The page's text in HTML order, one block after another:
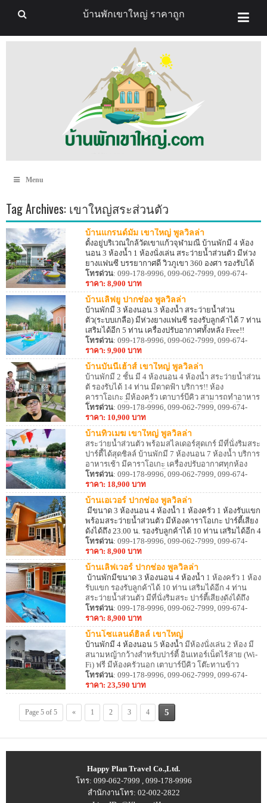
Menu
Tag Archives: เขาใหญ่สระส่วนตัว
บ้านแกรนด์มัม เขาใหญ่ พูลวิลล่า
ตั้งอยู่บริเวณใกล้วัดเขาแก้วจุฬามณี บ้านพักมี 4 ห้อง
นอน 3 ห้องน้ำ 1 ห้องนั่งเล่น สระว่ายน้ำส่วนตัว มีห่วง
ยางแฟนซี บรรยากาศดี วิวภูเขา 360 องศา รองรับได้
10 ท่าน เสริมได้อีก 5 ท่านมีบริการ!! เครื่องเสียงเชื่อม
ต่อสาย Aux และ Bluetooth มีอุปกรณ์ครัว เตาปิ้งย่าง
ครบ สิ่งอำนวยความสะดวกมากมาย
โทรด่วน: 099-178-9996, 099-062-7999, 099-674-
8887
ราคา: 8,900 บาท
บ้านเลิฟยู ปากช่อง พูลวิลล่า
บ้านพักมี 3 ห้องนอน 3 ห้องน้ำ สระว่ายน้ำส่วน
ตัว(ระบบเกลือ) มีห่วงยางแฟนซี รองรับลูกค้าได้ 7 ท่าน
เสริมได้อีก 5 ท่าน เครื่องปรับอากาศทั้งหลัง Free!!
คาราโอเกะ และอินเทอร์เน็ตไร้สาย (Wi-Fi) สามารถ
ประกอบอาหารได้ อุปกรณ์ครัว เตาปิ้งย่างบริการครบ
โทรด่วน: 099-178-9996, 099-062-7999, 099-674-
8887
ราคา: 9,900 บาท
บ้านบันนี่เฮ้าส์ เขาใหญ่ พูลวิลล่า
บ้านพักมี 2 ชั้น มี 4 ห้องนอน 4 ห้องน้ำ สระว่ายน้ำส่วน
ตั รองรับได้ 14 ท่าน มีดาดฟ้า บริการ!! ห้อง
คาราโอเกะ มีห้องครัว เตาบาร์บีคิว สามารถทำอาหาร
ปิ้งย่างได้ มีพื้นที่ให้ปิ้งย่างใกล้สระว่ายน้ำ และ พื้นที่
สำหรับจอดรถ ห่างเขาใหญ่พาโนรามาฟาร์ม
ประมาณ 5.7 กม.
โทรด่วน: 099-178-9996, 099-062-7999, 099-674-
8887
ราคา: 10,900 บาท
บ้านทิวเมฆ เขาใหญ่ พูลวิลล่า
สระว่ายน้ำส่วนตัว พร้อมสไลเดอร์สุดเกร์ มีที่นั่งริมสระ
ปาร์ตี้ได้สุดชิลล์ บ้านพักมี 7 ห้องนอน 7 ห้องน้ำ บริการ
อาหารเช้า มีคาราโอเกะ เครื่องปรับอากาศทุกห้อง
นอน Wi-Fi ฟรี สามารถปิ้งย่างอาหารได้ เตาบาร์บีคิว
โทรด่วน: 099-178-9996, 099-062-7999, 099-674-
8887
ราคา: 18,900 บาท
บ้านเอเวอร์ ปากช่อง พูลวิลล่า
มีขนาด 3 ห้องนอน 4 ห้องน้ำ 1 ห้องครัว 1 ห้องรับแขก
พร้อมสระว่ายน้ำส่วนตัว มีห้องคาราโอเกะ ปาร์ตี้เสียง
ดังได้ถึง 23.00 น. รองรับลูกค้าได้ 10 ท่าน เสริมได้อีก 4
ท่าน สิ่งอำนวยความสะดวกครบครัน มีห้อง
ครัว อุปกรณ์ครัว เตาปิ้งย่าง สามารถทำอาหารได้
โทรด่วน: 099-178-9996, 099-062-7999, 099-674-
8887
ราคา: 8,900 บาท
บ้านเลิฟเวอร์ ปากช่อง พูลวิลล่า
บ้านพักมีขนาด 3 ห้องนอน 4 ห้องน้ำ 1 ห้องครัว 1 ห้อง
รับแขก รองรับลูกค้าได้ 10 ท่าน เสริมได้อีก 4 ท่าน
สระว่ายน้ำส่วนตัว มีที่นั่งริมสระ ปาร์ตี้เสียงดังได้ถึง
23.00 น. มีโซนทำอาหาร อุปกรณ์ครัว เตาปิ้งย่าง
สามารถประกอบอาหารได้ สิ่งอำนวยความสะดวกครบ
ครัน
โทรด่วน: 099-178-9996, 099-062-7999, 099-674-
8887
ราคา: 8,900 บาท
บ้านโซแลนด์ฮิลล์ เขาใหญ่
บ้านพักมี 4 ห้องนอน 5 ห้องน้ำ มีห้องนั่งเล่น 2 ห้อง มี
สนามหญ้ากว้างสำหรับปาร์ตี้ อินเทอร์เน็ตไร้สาย (Wi-
Fi) ฟรี มีห้องครัวนอก เตาบาร์บีคิว โต๊ะทานข้าว
indoor และ outdoor และอุปกรณ์ครัวสำหรับประกอบ
อาหาร ที่จอดรถส่วนตัวมากกว่า 10 คัน พร้อมสิ่ง
อำนวยความสะดวกครบครัน
โทรด่วน: 099-178-9996, 099-062-7999, 099-674-
8887
ราคา: 23,590 บาท
Page 5 of 5 « 1 2 3 4 5
Happy Plan Travel Co.,Ltd.
โทร: 099-062-7999 , 099-178-9996
สำนักงานโทร: 02-002-2822
บ้านพักเขาใหญ่ ราคาถูก